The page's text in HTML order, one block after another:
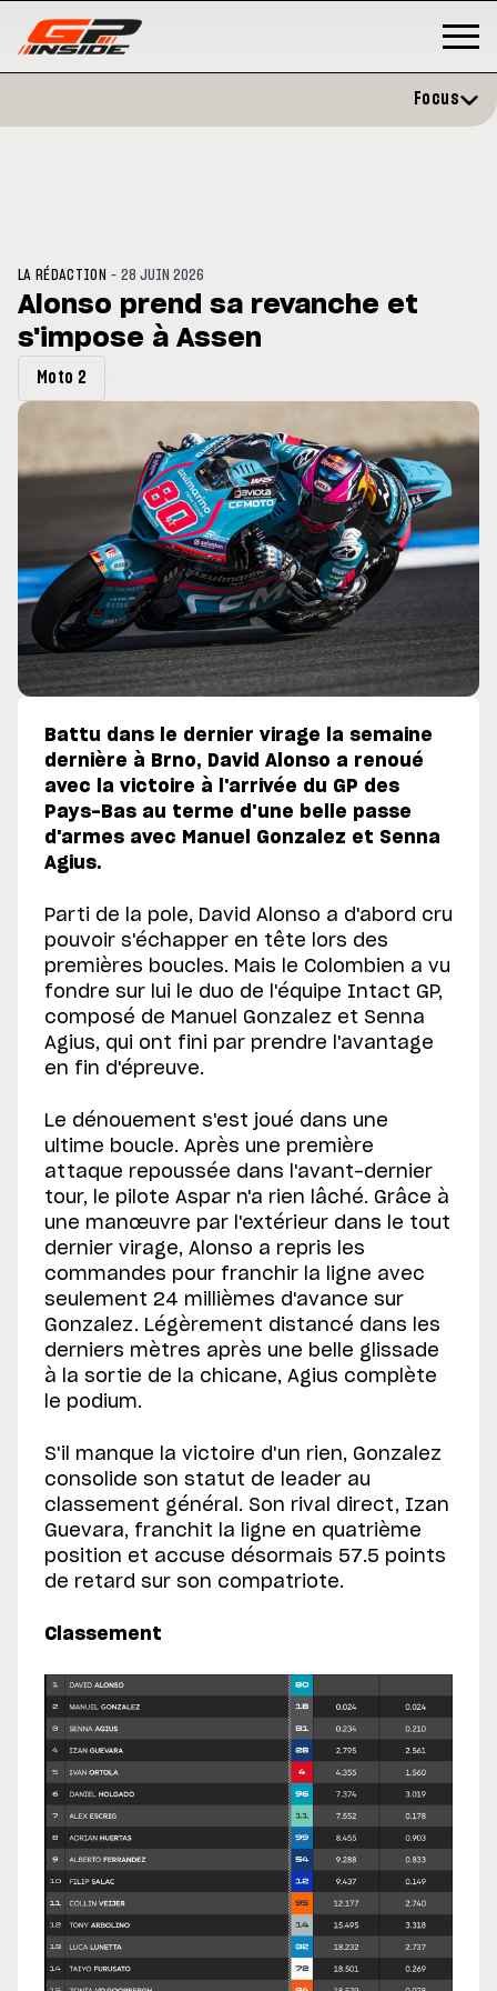
droite à Madrid
MOTO GP
Bretagne
Focus
LA RÉDACTION -28 JUIN 2026
Alonso prend sa revanche et
s'impose à Assen
Moto 2
Battu dans le dernier virage la semaine
dernière à Brno, David Alonso a renoué
avec la victoire à l'arrivée du GP des
Pays-Bas au terme d'une belle passe
d'armes avec Manuel Gonzalez et Senna
Agius.
Parti de la pole, David Alonso a d'abord cru
pouvoir s'échapper en tête lors des
premières boucles. Mais le Colombien a vu
fondre sur lui le duo de l'équipe Intact GP,
composé de Manuel Gonzalez et Senna
Agius, qui ont fini par prendre l'avantage
en fin d'épreuve.
Le dénouement s'est joué dans une
ultime boucle. Après une première
attaque repoussée dans l'avant-dernier
tour, le pilote Aspar n'a rien lâché. Grâce à
une manœuvre par l'extérieur dans le tout
dernier virage, Alonso a repris les
commandes pour franchir la ligne avec
seulement 24 millièmes d'avance sur
Gonzalez. Légèrement distancé dans les
derniers mètres après une belle glissade
à la sortie de la chicane, Agius complète
le podium.
S'il manque la victoire d'un rien, Gonzalez
consolide son statut de leader au
classement général. Son rival direct, Izan
Guevara, franchit la ligne en quatrième
position et accuse désormais 57.5 points
de retard sur son compatriote.
Classement